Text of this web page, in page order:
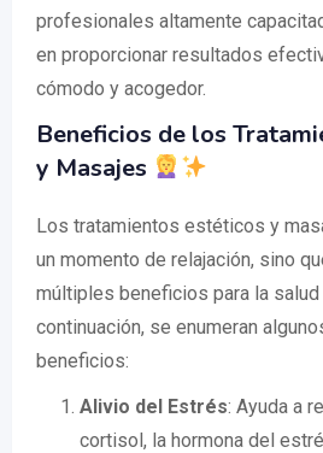
profesionales altamente
en proporcionar resultados
cómodo y acogedor.
Beneficios de los
y Masajes
Los tratamientos estéticos y
un momento de relajación, sino
múltiples beneficios para la
continuación, se enumeran
beneficios:
Alivio del Estrés: Ayuda a
cortisol, la hormona del